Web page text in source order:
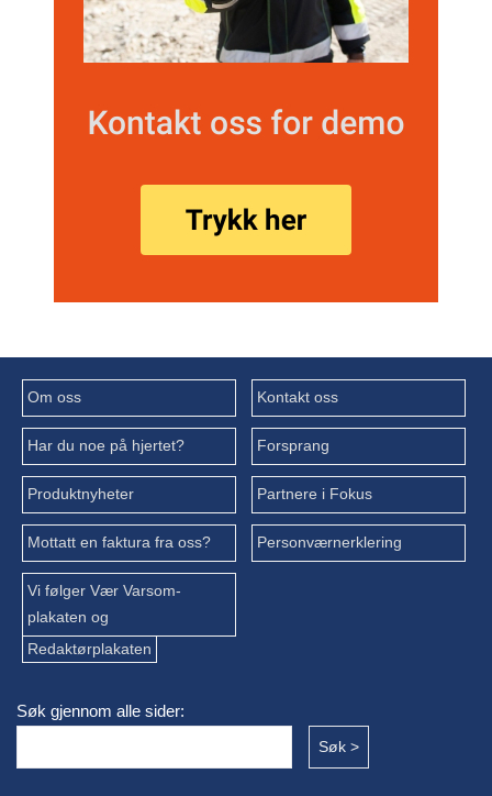
Om oss Kontakt oss
Har du noe på hjertet? Forsprang
Produktnyheter Partnere i Fokus
Mottatt en faktura fra oss? Personværnerklering
Vi følger Vær Varsom-
plakaten og
Redaktørplakaten
Søk gjennom alle sider: